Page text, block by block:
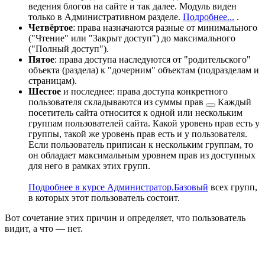
ведения блогов на сайте и так далее. Модуль виден
только в Административном разделе. Подробнее... .
Четвёртое: права назначаются разные от минимального
("Чтение" или "Закрыт доступ") до максимального
("Полный доступ").
Пятое: права доступа наследуются от "родительского"
объекта (раздела) к "дочерним" объектам (подразделам и
страницам).
Шестое и последнее: права доступа конкретного
пользователя складываются из суммы прав
Каждый
посетитель сайта относится к одной или нескольким
группам пользователей сайта. Какой уровень прав есть у
группы, такой же уровень прав есть и у пользователя.
Если пользователь приписан к нескольким группам, то
он обладает максимальным уровнем прав из доступных
для него в рамках этих групп.
Подробнее в курсе Администратор.Базовый всех групп,
в которых этот пользователь состоит.
Вот сочетание этих причин и определяет, что пользователь
видит, а что — нет.